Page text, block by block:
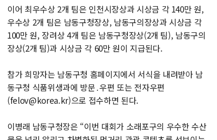
이어 최우수상 2개 팀은 인천시장상과 시상금 각 140만 원,
우수상 2개 팀은 남동구청장상, 남동구의장상과 시상금 각
100만 원, 장려상 4개 팀은 남동구청장상(2개 팀), 남동구의
장상(2개 팀)과 시상금 각 60만 원이 지급된다.
참가 희망자는 남동구청 홈페이지에서 서식을 내려받아 남
동구청 식품위생과에 방문․우편 또는 전자우편
(felov@korea.kr)으로 접수하면 된다.
이병래 남동구청장은 “이번 대회가 소래포구의 우수한 수산